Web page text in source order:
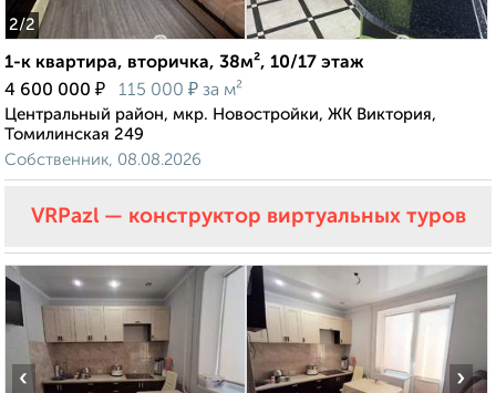
2/2
1-к квартира, вторичка, 38м², 10/17 этаж
4 600 000 ₽ 115 000 ₽ за м²
Центральный район, мкр. Новостройки, ЖК Виктория,
Томилинская 249
Собственник, 08.08.2026
VRPazl — конструктор виртуальных туров
‹ ›